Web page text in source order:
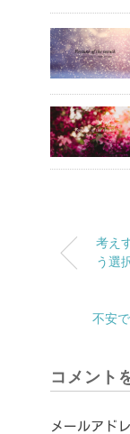
考え
う選
不安
コメント
メールアド